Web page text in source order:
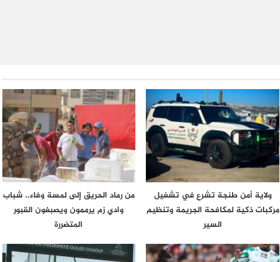
ولاية أمن طنجة تشرع في تشغيل
مركبات ذكية لمكافحة الجريمة وتنظيم
السير
من رماد الحريق إلى لمسة وفاء.. شباب
وادي زم يرممون ويصبغون القبور
المتضررة